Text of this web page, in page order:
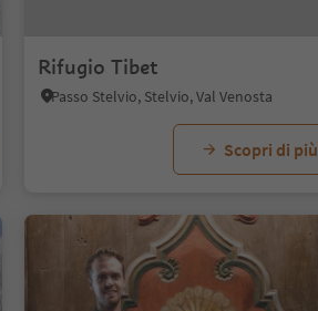
Rifugio Tibet
Passo Stelvio, Stelvio, Val Venosta
Scopri di più